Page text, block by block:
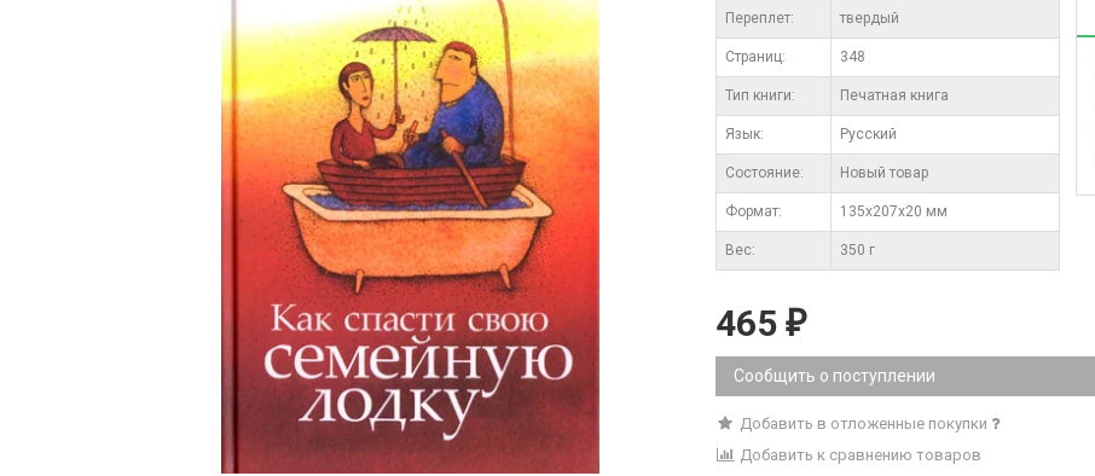
Переплет: твердый
Cтраниц: 348
Тип книги: Печатная книга
Язык: Русский
Состояние: Новый товар
Формат: 135х207х20 мм
Вес: 350 г
465 ₽
Сообщить о поступлении
Добавить в отложенные покупки
Добавить к сравнению товаров